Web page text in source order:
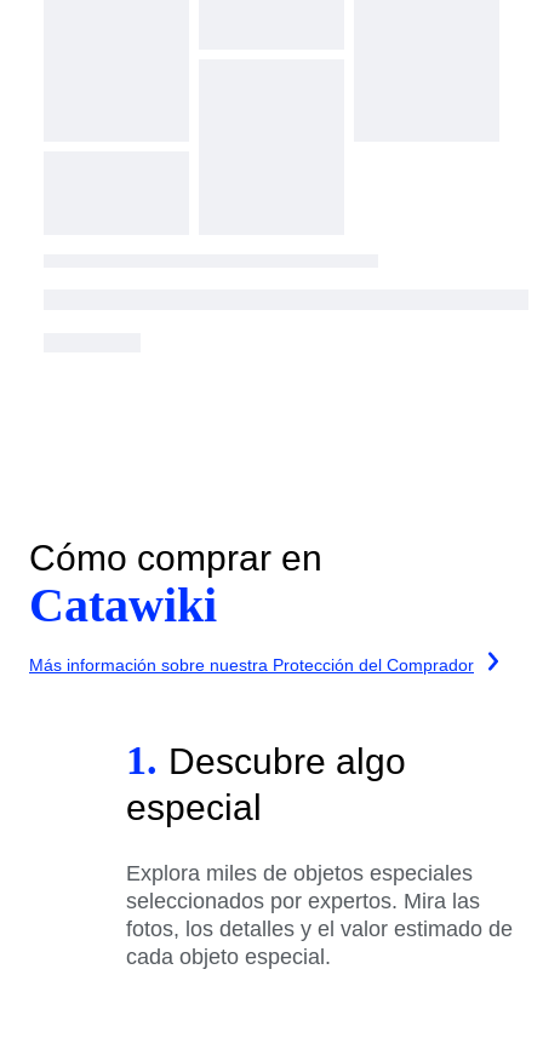
Cómo comprar en
Catawiki
Más información sobre nuestra Protección del Comprador
1. Descubre algo
especial
Explora miles de objetos especiales
seleccionados por expertos. Mira las
fotos, los detalles y el valor estimado de
cada objeto especial.